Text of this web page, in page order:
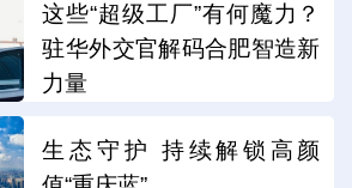
这些“超级工厂”有何魔力？
驻华外交官解码合肥智造新
力量
生态守护 持续解锁高颜